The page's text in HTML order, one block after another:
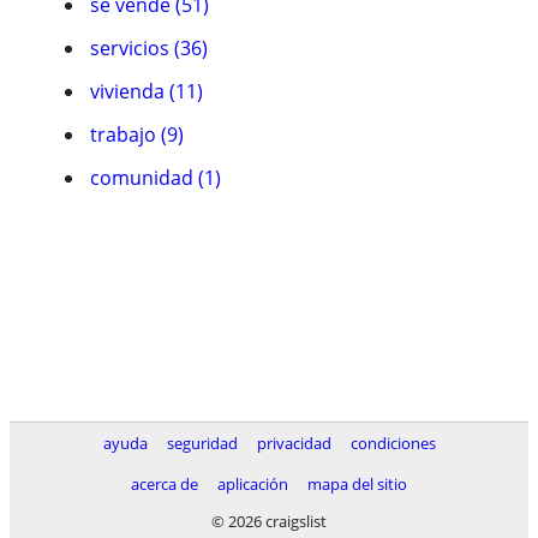
servicios (36)
vivienda (11)
trabajo (9)
comunidad (1)
ayuda seguridad privacidad
condiciones
acerca de
aplicación
mapa del sitio
© 2026 craigslist